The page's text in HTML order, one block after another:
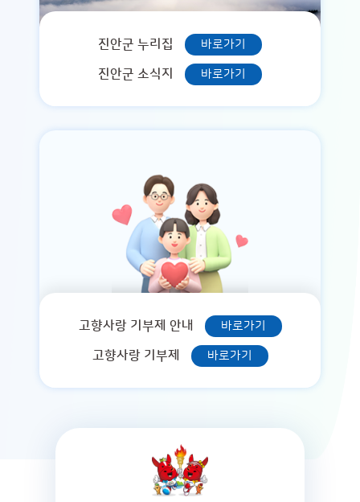
진안군 누리집 바로가기
진안군 소식지 바로가기
고향사랑 기부제 안내 바로가기
고향사랑 기부제 바로가기